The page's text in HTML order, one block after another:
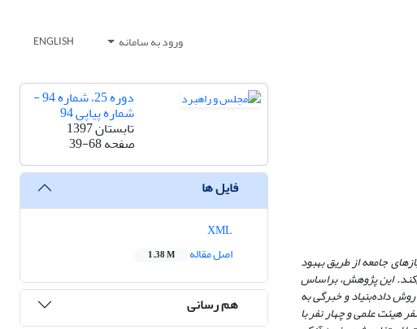
ورود به سامانه ENGLISH
جامعه از طریق بهبود
این پژوهش، براساس
داده‌بنیاد و خبرگی به
شش نفر هیئت‌ علمی و چهار نفر با
دوره 25، شماره 94 -
شماره پیاپی 94
تابستان 1397
صفحه39-68
فایل ها
اصل مقاله
1.38 M
هم رسانی